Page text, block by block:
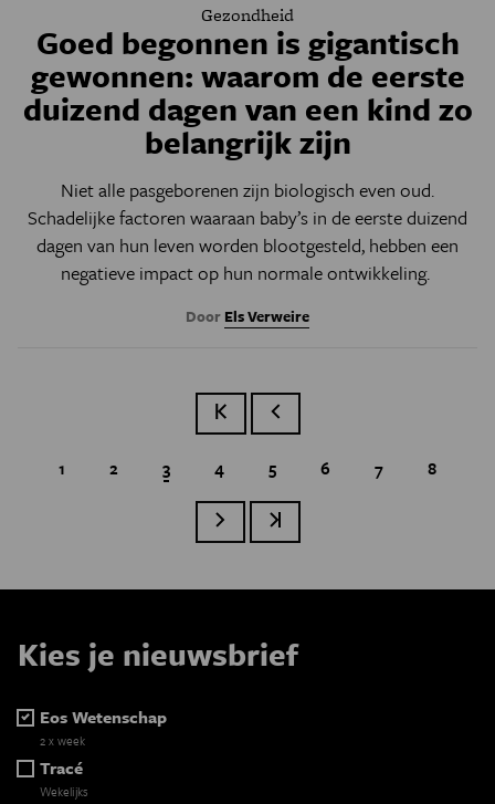
Gezondheid
Goed begonnen is gigantisch
gewonnen: waarom de eerste
duizend dagen van een kind zo
belangrijk zijn
Niet alle pasgeborenen zijn biologisch even oud.
Schadelijke factoren waaraan baby’s in de eerste duizend
dagen van hun leven worden blootgesteld, hebben een
negatieve impact op hun normale ontwikkeling.
Door Els Verweire
Paginatie
Eerste paginaVorige pagina
Page
1 Page
2 Huidige pagina
3 Page
4 Page
5 Page
6 Page
7 Page
8
Volgende paginaLaatste pagina
Kies je nieuwsbrief
Eos Wetenschap
2 x week
Tracé
Wekelijks